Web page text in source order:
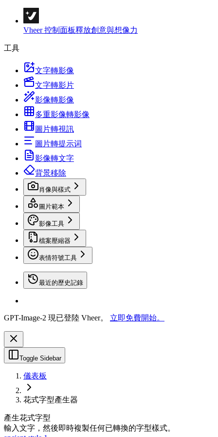
Vheer 控制面板釋放創意與想像力
工具
文字轉影像
文字轉影片
影像轉影像
多重影像轉影像
圖片轉視訊
圖片轉提示词
影像轉文字
背景移除
肖像與樣式
圖片範本
影像工具
檔案壓縮器
表情符號工具
最近的歷史記錄
GPT-Image-2 現已登陸 Vheer。 立即免費開始。
Toggle Sidebar
儀表板
花式字型產生器
產生花式字型
輸入文字，然後即時複製任何已轉換的字型樣式。